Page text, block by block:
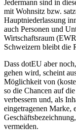
Jedermann sind in
mit Wohnsitz bzw.
Hauptniederlassung
auch Personen und
Wirtschaftsraum
Schweizern bleibt die
Dass dotEU aber
gehen wird, scheint
Möglichkeit von
so die Chancen auf
verbessern und, als
eingetragenen Marke,
vermeiden.